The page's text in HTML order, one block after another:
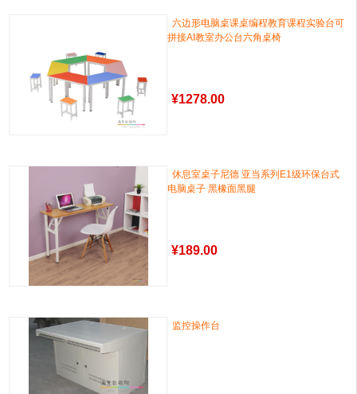
六边形电脑桌课桌编程教育课程实验台可
拼接AI教室办公台六角桌椅
¥1278.00
休息室桌子尼德 亚当系列E1级环保台式
电脑桌子 黑橡面黑腿
¥189.00
监控操作台